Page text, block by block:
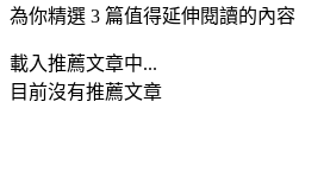
為你精選 3 篇值得延伸閱讀的內容
載入推薦文章中...
目前沒有推薦文章